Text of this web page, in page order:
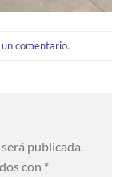
comentario.
publicada.
con *